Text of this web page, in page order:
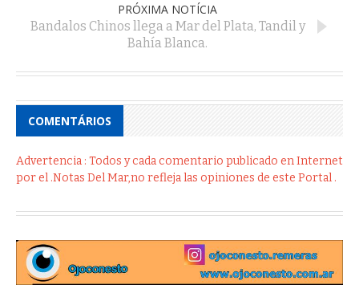
PRÓXIMA NOTÍCIA
Bandalos Chinos llega a Mar del Plata, Tandil y
Bahía Blanca.
COMENTÁRIOS
Advertencia : Todos y cada comentario publicado en Internet
por el .Notas Del Mar,no refleja las opiniones de este Portal .